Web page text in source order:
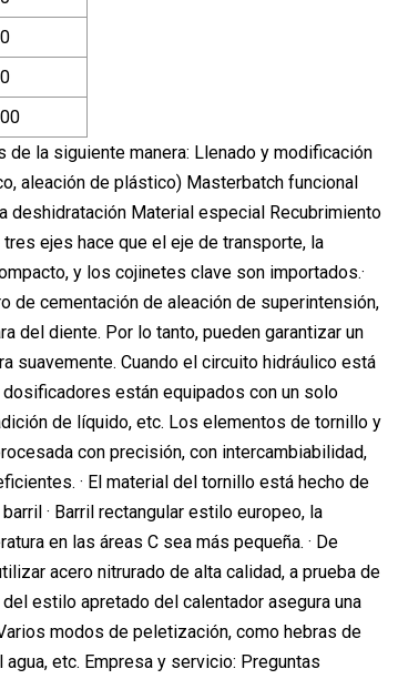
la siguiente manera: Llenado y modificación
aleación de plástico) Masterbatch funcional
deshidratación Material especial Recubrimiento
ejes hace que el eje de transporte, la
y los cojinetes clave son importados.·
de cementación de aleación de superintensión,
del diente. Por lo tanto, pueden garantizar un
suavemente. Cuando el circuito hidráulico está
están equipados con un solo
de líquido, etc. Los elementos de tornillo y
con precisión, con intercambiabilidad,
· El material del tornillo está hecho de
· Barril rectangular estilo europeo, la
en las áreas C sea más pequeña. · De
acero nitrurado de alta calidad, a prueba de
estilo apretado del calentador asegura una
modos de peletización, como hebras de
etc. Empresa y servicio: Preguntas